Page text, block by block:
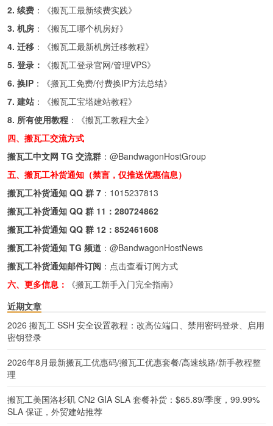
2. 续费 ：《搬瓦工最新续费实践》
3. 机房 ：《搬瓦工哪个机房好》
4. 迁移 ：《搬瓦工最新机房迁移教程》
5. 登录：
《搬瓦工登录官网/管理VPS》
6. 换IP ：《搬瓦工免费/付费换IP方法总结》
7. 建站 ：《搬瓦工宝塔建站教程》
8. 所有使用教程 ：《搬瓦工教程大全》
四、搬瓦工交流方式
搬瓦工中文网 TG 交流群 ： @BandwagonHostGroup
五、搬瓦工补货通知（禁言，仅推送优惠信息）
搬瓦工补货通知 QQ 群 7 ： 1015237813
搬瓦工补货通知 QQ 群 11： 280724862
搬瓦工补货通知 QQ 群 12： 852461608
搬瓦工补货通知 TG 频道 ： @BandwagonHostNews
搬瓦工补货通知邮件订阅 ： 点击查看订阅方式
六、更多信息：
《搬瓦工新手入门完全指南》
近期文章
2026 搬瓦工 SSH 安全设置教程：改高位端口、禁用密码登录、启用
密钥登录
2026年8月最新搬瓦工优惠码/搬瓦工优惠套餐/高速线路/新手教程整
理
搬瓦工美国洛杉矶 CN2 GIA SLA 套餐补货：$65.89/季度，99.99%
SLA 保证，外贸建站推荐